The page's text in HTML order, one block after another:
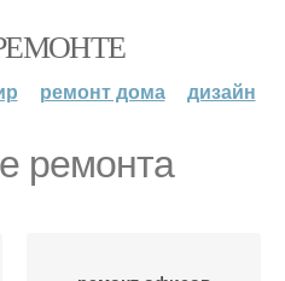
ремонт дома дизайн
ремонта